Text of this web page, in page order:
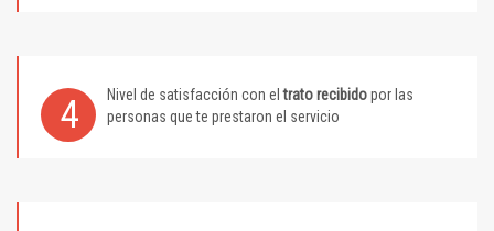
4 Nivel de satisfacción con eltrato recibidopor las
personas que te prestaron el servicio